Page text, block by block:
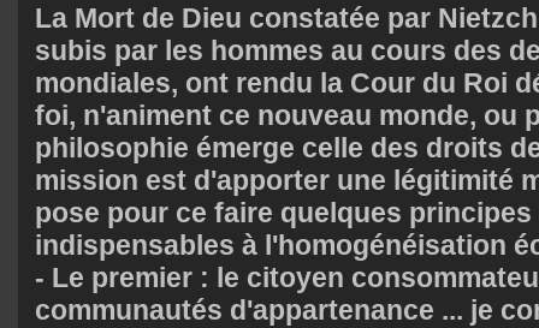
La Mort de Dieu constatée par
subis par les hommes au cours des
mondiales, ont rendu la Cour du Roi
foi, n'animent ce nouveau monde, ou
philosophie émerge celle des droits
mission est d'apporter une légitimité
pose pour ce faire quelques
indispensables à l'homogénéisation
- Le premier : le citoyen
communautés d'appartenance ... je